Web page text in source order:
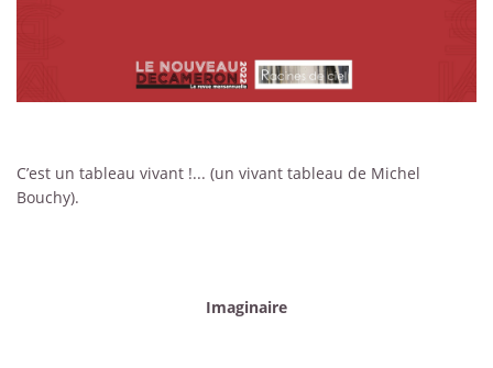
C’est un tableau vivant !... (un vivant tableau de Michel
Bouchy).
Imaginaire